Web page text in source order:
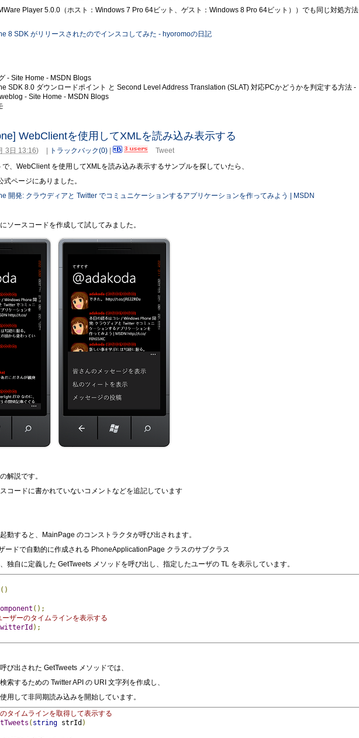
Player 5.0.0（ホスト：Windows 7 Pro 64ビット、ゲスト：Windows 8 Pro 64ビット））でも同じ対処方法
8 SDK がリリースされたのでインスコしてみた - hyoromoの日記
- Site Home - MSDN Blogs
SDK 8.0 ダウンロードポイント と Second Level Address Translation (SLAT) 対応PCかどうかを判定する方法 -
- Site Home - MSDN Blogs
WebClientを使用してXMLを読み込み表示する
3日 13:16) | トラックバック(0) |
Tweet
、WebClient を使用してXMLを読み込み表示するサンプルを探していたら、
式ページにありました。
開発: クラウディアと Twitter でコミュニケーションするアプリケーションを作ってみよう | MSDN
ソースコードを作成して試してみました。
解説です。
コードに書かれていないコメントなどを追記しています
動すると、MainPage のコンストラクタが呼び出されます。
ードで自動的に作成される PhoneApplicationPage クラスのサブクラス
独自に定義した GetTweets メソッドを呼び出し、指定したユーザの TL を表示しています。
()
();
ザーのタイムラインを表示する
);
び出された GetTweets メソッドでは、
索するための Twitter API の URI 文字列を作成し、
用して非同期読み込みを開始しています。
タイムラインを取得して表示する
( string strId )